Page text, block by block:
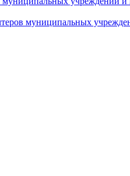
муниципальных